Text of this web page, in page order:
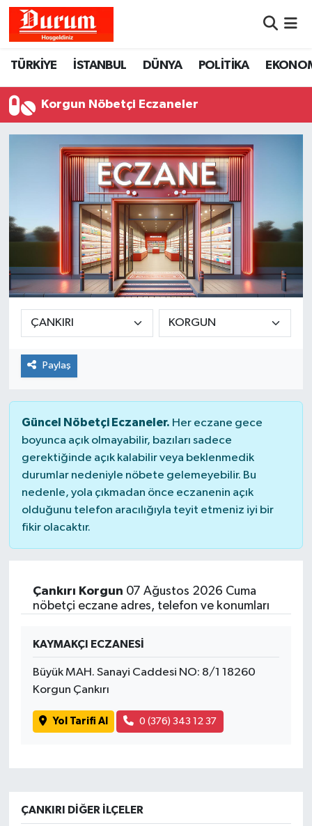
TÜRKİYE İSTANBUL DÜNYA POLİTİKA
Korgun Nöbetçi Eczaneler
Paylaş
Güncel Nöbetçi Eczaneler. Her eczane gece
boyunca açık olmayabilir, bazıları sadece
gerektiğinde açık kalabilir veya beklenmedik
durumlar nedeniyle nöbete gelemeyebilir. Bu
nedenle, yola çıkmadan önce eczanenin açık
olduğunu telefon aracılığıyla teyit etmeniz iyi bir
fikir olacaktır.
Çankırı Korgun 07 Ağustos 2026 Cuma
nöbetçi eczane adres, telefon ve konumları
KAYMAKÇI ECZANESİ
Büyük MAH. Sanayi Caddesi NO: 8/1 18260
Korgun Çankırı
Yol Tarifi Al 0 (376) 343 12 37
ÇANKIRI DIĞER İLÇELER
Hava Durumu
Namaz Vakitleri
Trafik Durumu
Süper Lig Puan Durumu ve Fikstür
Tüm Manşetler
Son Dakika Haberleri
Haber Arşivi